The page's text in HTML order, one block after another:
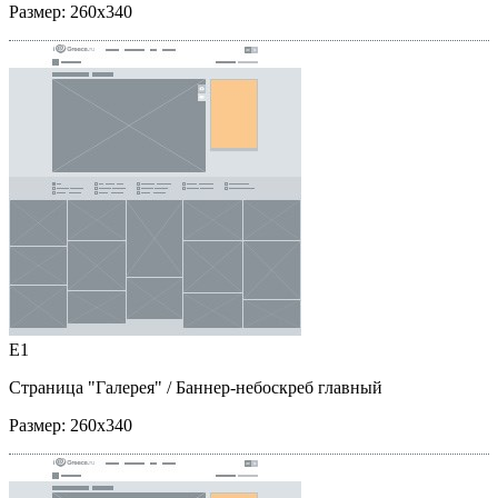
Размер: 260x340
E1
Страница "Галерея" / Баннер-небоскреб главный
Размер: 260x340